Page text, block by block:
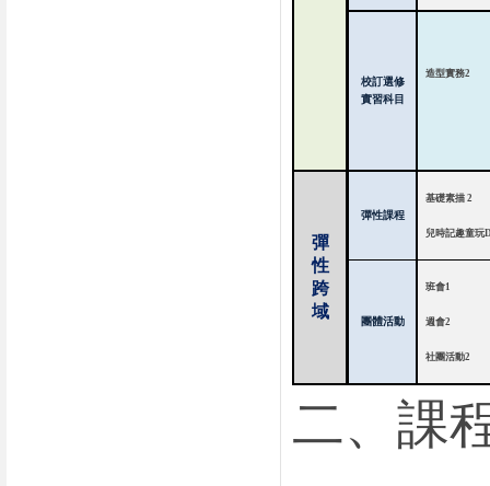
校訂選修
實習科目
造型實務2
彈
性
跨
域
彈性課程
基礎素描 2
兒時記趣童玩
團體活動
班會1
週會2
社團活動2
二、課